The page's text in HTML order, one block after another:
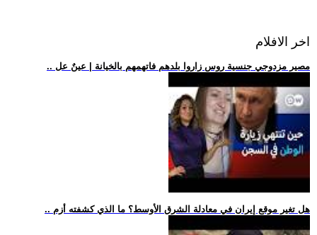
اخر الافلام
.. مصير مزدوجي جنسية روس زاروا بلدهم فاتهمهم بالخيانة | عينٌ عل
.. هل تغير موقع إيران في معادلة الشرق الأوسط؟ ما الذي كشفته أزم